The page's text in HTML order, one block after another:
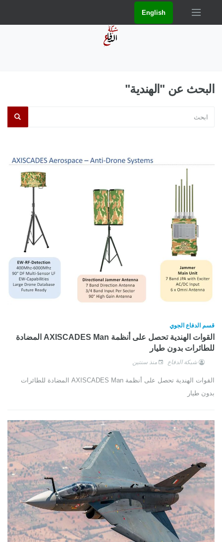
English
البحث عن "الهندية"
قسم الدفاع الجوي
القوات الهندية تحصل على أنظمة AXISCADES Man المضادة
للطائرات بدون طيار
شبكة الدفاع منذ سنتين
القوات الهندية تحصل على أنظمة AXISCADES Man المضادة للطائرات
بدون طيار